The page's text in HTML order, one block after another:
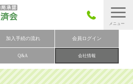
加入手続の流れ 会員ログイン
Q&A 会社情報
労災保険とは
災保険の取りまとめ
険加入手続きの流れ